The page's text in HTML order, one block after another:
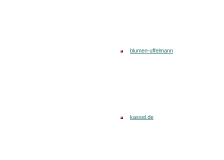
blumen-uffelmann
kassel.de